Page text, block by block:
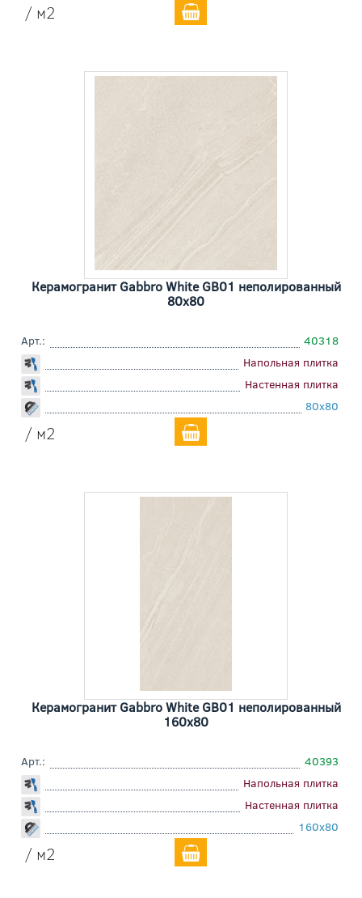
/ м2
Керамогранит Gabbro White GB01 неполированный
80x80
Арт.:
40318
Напольная плитка
Настенная плитка
80x80
/ м2
Керамогранит Gabbro White GB01 неполированный
160x80
Арт.:
40393
Напольная плитка
Настенная плитка
160x80
/ м2